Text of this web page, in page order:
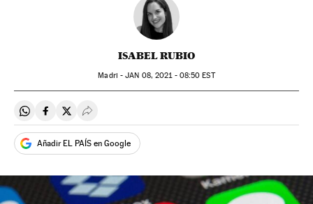
ISABEL RUBIO
Madri -JAN 08, 2021 - 08:50 EST
Compartir en Whatsapp
Compartir en Facebook
Compartir en Twitter
Desplegar Redes Sociales
Añadir EL PAÍS en Google